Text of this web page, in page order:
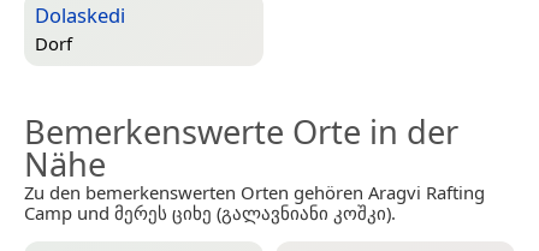
Dolaskedi
Dorf
Bemerkenswerte Orte in der
Nähe
Zu den bemerkenswerten Orten gehören Aragvi Rafting
Camp und მერეს ციხე (გალავნიანი კოშკი).